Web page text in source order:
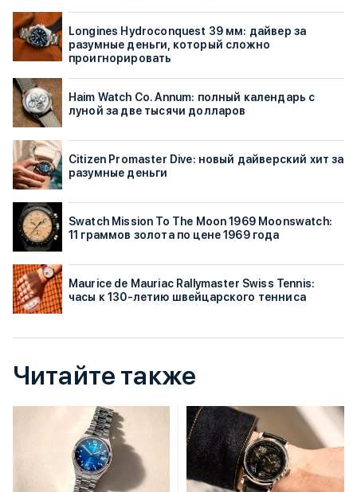
Longines Hydroconquest 39 мм: дайвер за
разумные деньги, который сложно
проигнорировать
Haim Watch Co. Annum: полный календарь с
луной за две тысячи долларов
Citizen Promaster Dive: новый дайверский хит за
разумные деньги
Swatch Mission To The Moon 1969 Moonswatch:
11 граммов золота по цене 1969 года
Maurice de Mauriac Rallymaster Swiss Tennis:
часы к 130-летию швейцарского тенниса
Читайте также